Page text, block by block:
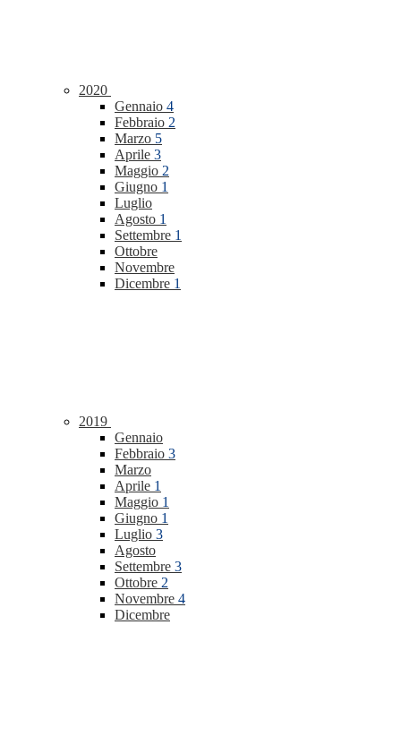
2020
Gennaio 4
Febbraio 2
Marzo 5
Aprile 3
Maggio 2
Giugno 1
Luglio
Agosto 1
Settembre 1
Ottobre
Novembre
Dicembre 1
2019
Gennaio
Febbraio 3
Marzo
Aprile 1
Maggio 1
Giugno 1
Luglio 3
Agosto
Settembre 3
Ottobre 2
Novembre 4
Dicembre